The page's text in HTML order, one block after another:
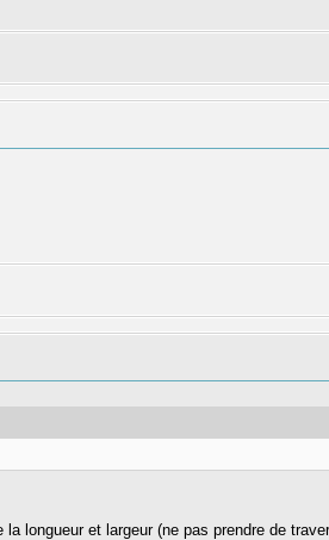
longueur et largeur (ne pas prendre de